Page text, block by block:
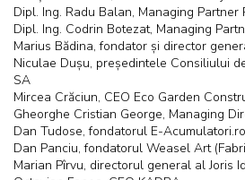
Dipl. Ing. Radu Balan, Managing Partner
Dipl. Ing. Codrin Botezat, Managing
Marius Bădina, fondator și director
Niculae Dușu, președintele Consiliului
SA
Mircea Crăciun, CEO Eco Garden
Gheorghe Cristian George, Managing
Dan Tudose, fondatorul E-Acumulatori.ro
Dan Panciu, fondatorul Weasel Art
Marian Pîrvu, directorul general al Joris